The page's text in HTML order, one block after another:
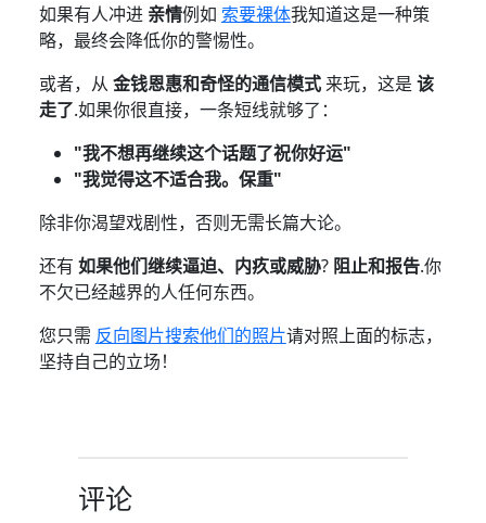
如果有人冲进 亲情例如 索要裸体我知道这是一种策
略，最终会降低你的警惕性。
或者，从 金钱恩惠和奇怪的通信模式来玩，这是 该
走了.如果你很直接，一条短线就够了：
"我不想再继续这个话题了祝你好运"
"我觉得这不适合我。保重"
除非你渴望戏剧性，否则无需长篇大论。
还有 如果他们继续逼迫、内疚或威胁? 阻止和报告.你
不欠已经越界的人任何东西。
您只需 反向图片搜索他们的照片请对照上面的标志，
坚持自己的立场！
评论